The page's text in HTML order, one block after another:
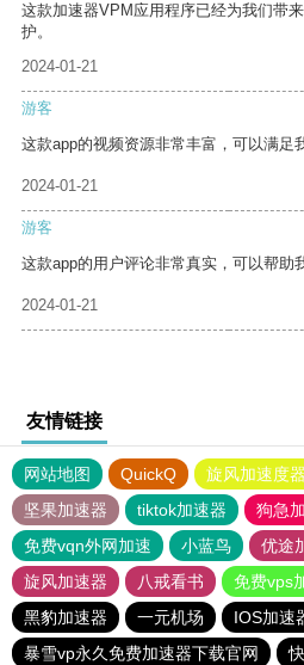
这款加速器VPM应用程序已经为我们带
护。
2024-01-21
游客
这款app的视频资源非常丰富，可以满足
2024-01-21
游客
这款app的用户评论非常真实，可以帮助
2024-01-21
友情链接
网站地图 QuickQ 旋风加速度器
坚果加速器
tiktok加速器
狗急
免费vqn外网加速
小蓝鸟 优途
旋风加速器
八戒看书
免费vps
黑豹加速器
一元机场 IOS加速
暴雪vp永久免费加速器下载官网